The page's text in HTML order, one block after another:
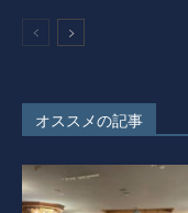
オススメの記事